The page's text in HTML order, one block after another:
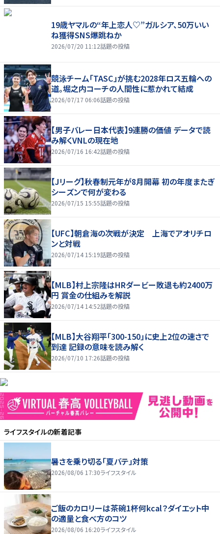
19歳ヤマルの“年上恋人♡”ガルシア、50万いい
ね獲得SNS爆跳ねか
2026/07/20 11:12話題の投稿
競泳チーム「TASC」が挑む2028年ロス五輪への
道。堀之内コーチの人間性に惹かれて結成
2026/07/17 06:06話題の投稿
【男子バレー日本代表】9連勝の価値 データで読
み解くVNLの現在地
2026/07/16 16:42話題の投稿
【Jリーグ】秋春制元年が8月開幕 初の年度またぎ
シーズンで何が変わる
2026/07/15 15:55話題の投稿
【UFC】朝倉海の次戦が決定 上海でアオリチロ
ンと対戦
2026/07/14 15:19話題の投稿
【MLB】村上宗隆はHRダービー敗退も約2400万
円 賞金の仕組みを解説
2026/07/14 14:52話題の投稿
【MLB】大谷翔平「300-150」に史上2位の速さで
到達 記録の意味を読み解く
2026/07/10 17:26話題の投稿
ライフスタイルの新着記事
暑さを乗り切る「夏バテ」対策
2026/08/06 17:30ライフスタイル
ご飯のカロリーは茶碗1杯何kcal？ダイエット中
の適量と食べ方のコツ
2026/08/06 16:20ライフスタイル